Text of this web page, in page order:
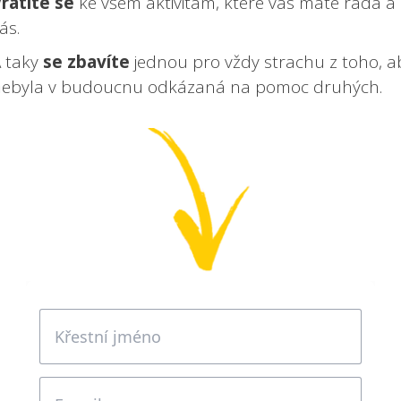
takyse zbavíte jednou pro vždy strachu z toho,
v budoucnu odkázaná na pomoc druhých.